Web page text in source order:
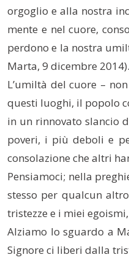
orgoglio e alla nostra
mente e nel cuore,
perdono e la nostra
Marta, 9 dicembre 2014).
L’umiltà del cuore –
questi luoghi, il popolo
in un rinnovato slancio
poveri, i più deboli e
consolazione che altri
Pensiamoci; nella
stesso per qualcun
tristezze e i miei
Alziamo lo sguardo a
Signore ci liberi dalla